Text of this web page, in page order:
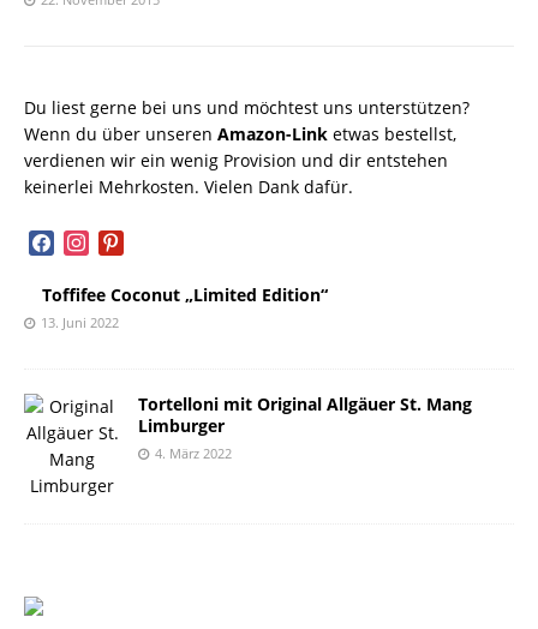
Du liest gerne bei uns und möchtest uns unterstützen?
Wenn du über unseren Amazon-Link etwas bestellst,
verdienen wir ein wenig Provision und dir entstehen
keinerlei Mehrkosten. Vielen Dank dafür.
facebookinstagram
pinterest
Toffifee Coconut „Limited Edition“
13. Juni 2022
Tortelloni mit Original Allgäuer St. Mang
Limburger
4. März 2022